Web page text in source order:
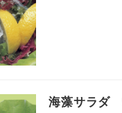
海藻サラダ